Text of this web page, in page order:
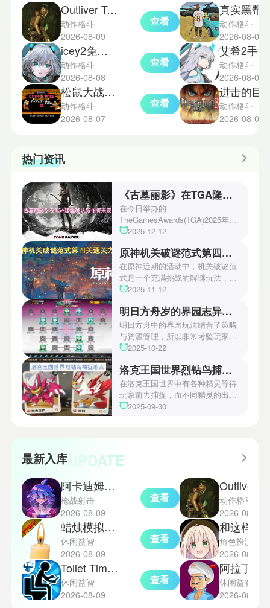
Outliver Tribulation中文版
动作格斗
2026-08-09
查看
icey2免费版
动作格斗
2026-08-08
查看
松鼠大战2完整版
动作格斗
2026-08-07
查看
动作格斗
2026-08-07
艾希2手机版
动作格斗
2026-08-07
动作格斗
2026-08-07
热门资讯
《古墓丽影》在TGA隆重确认新作将来袭！
在今日举办的
TheGamesAwards(TGA)2025年度
游戏颁奖典礼中，古墓丽影系列公
场资讯让众多玩家们都非常期待！
本次官方也宣布游戏将于2027年登
陆PS5、Xbox以及PC平台！有兴
趣的玩家们可以继续留守鲶鱼网！
2025-12-12
原神机关破谜范式第四关通关方法
在原神近期的活动中，机关破谜范
式是一个充满挑战的解谜玩法，其
中第四关是许多玩家遇到困难的地
机关破谜范式第四关通关方法，助
玩家们能够顺利通关！有兴趣的玩
家们快来一起看看吧！
2025-11-12
明日方舟岁的界园志异攻略
明日方舟中的界园玩法结合了策略
与资源管理，所以非常考验玩家的
操作和规划能力。游戏里拥有先
丰富多样的角色体系足以满足不同
战术需求。电表倒转是界园中的核
心挑战之一，玩家需合理利用通宝
和特殊钱币进行资源转换。明日方
乐趣和探索深度，丰富了玩家的游
2025-10-22
洛克王国世界烈钻鸟捕捉地点
在洛克王国世界中有各种精灵等待
玩家前去捕捉，而不同精灵的出现
地点和捕捉方式也各不相同。有少
2025-09-30
最新入库UPDATE
阿卡迪姆太空奥德赛手机版
枪战射击
2026-08-09
查看
蜡烛模拟器中文版
休闲益智
2026-08-09
查看
Toilet Time汉化版
休闲益智
2026-08-09
查看
动作格斗
2026-08-09
角色扮演
2026-08-09
休闲益智
2026-08-09